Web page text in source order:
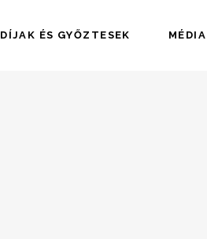
DÍJAK ÉS GYŐZTESEK